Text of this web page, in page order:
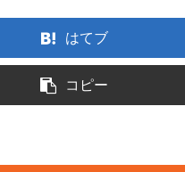
はてブ
コピー